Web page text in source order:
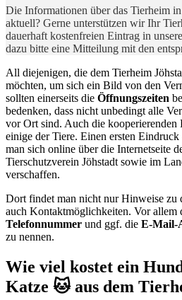
Die Informationen über das Tierheim
aktuell? Gerne unterstützen wir Ihr
dauerhaft kostenfreien Eintrag in
dazu bitte eine Mitteilung mit den
All diejenigen, die dem Tierheim
möchten, um sich ein Bild von den
sollten einerseits die Öffnungszeiten
bedenken, dass nicht unbedingt alle
vor Ort sind. Auch die kooperierenden
einige der Tiere. Einen ersten
man sich online über die Internetseite
Tierschutzverein Jöhstadt sowie im
verschaffen.
Dort findet man nicht nur Hinweise zu
auch Kontaktmöglichkeiten. Vor allem
Telefonnummer und ggf. die E-Mail-
zu nennen.
Wie viel kostet ein
Katze 🐱 aus dem